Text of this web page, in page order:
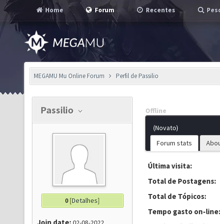
Home Forum Recentes
MEGAMU Mu Online Forum Perfil de Passilio
Passilio
0[Detalhes]
Offline
(Novato)
Forum stats
Última visita:
Total de Postagens:
Total de Tópicos:
Tempo gasto on-line: